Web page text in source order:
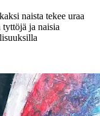
naista tekee uraa
ja naisia